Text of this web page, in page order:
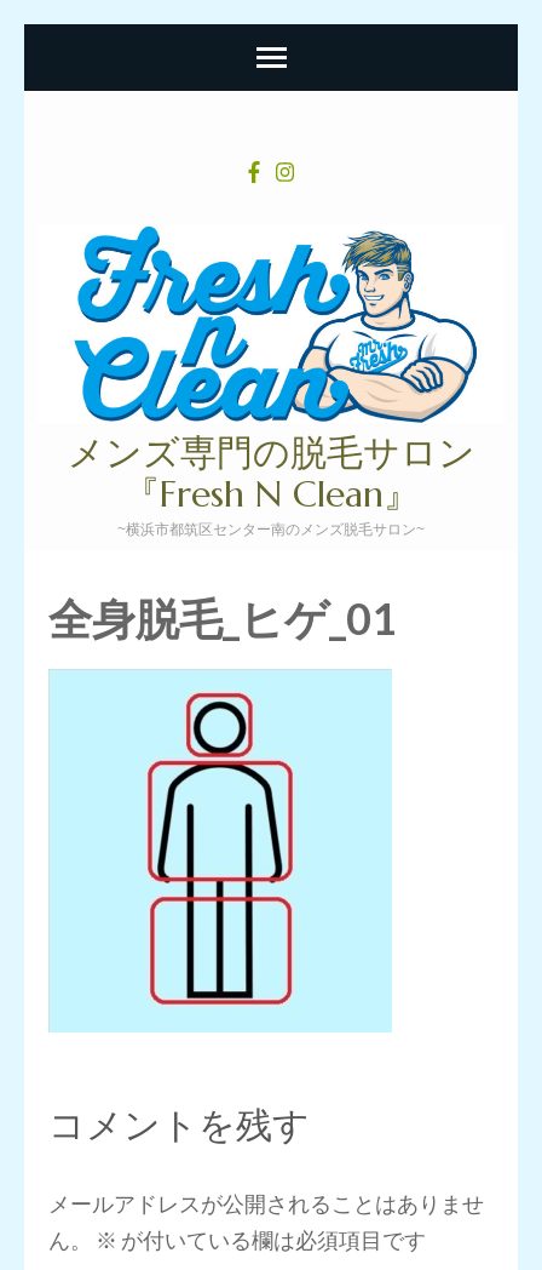
(Enterメンズ専門の脱毛サロン
『Fresh N Clean』
~横浜市都筑区センター南のメンズ脱毛サロン~
全身脱毛_ヒゲ_01
コメントを残す
メールアドレスが公開されることはありませ
ん。
※ が付いている欄は必須項目です